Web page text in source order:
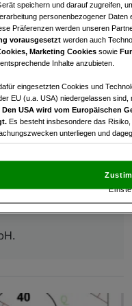
ruhiger
!
speichern und darauf zugreifen,
personenbezogener
Präferenzen werden unseren
vorausgesetzt werden auch
Marketing Cookies sowie
Inhalte anzubieten.
eingesetzten Cookies und
EU (u.a. USA) niedergelassen
Den USA wird vom Europäischen
Es besteht insbesondere das
unterliegen und
gegen die Verarbeitung auf der
die sich auf jeder Seite
Partner verarbeiten